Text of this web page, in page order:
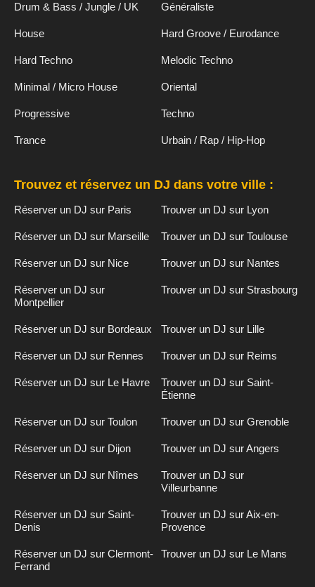
Drum & Bass / Jungle / UK Généraliste
House Hard Groove / Eurodance
Hard Techno Melodic Techno
Minimal / Micro House Oriental
Progressive Techno
Trance Urbain / Rap / Hip-Hop
Trouvez et réservez un DJ dans votre ville :
Réserver un DJ sur Paris Trouver un DJ sur Lyon
Réserver un DJ sur Marseille Trouver un DJ sur Toulouse
Réserver un DJ sur Nice Trouver un DJ sur Nantes
Réserver un DJ sur
Montpellier
Trouver un DJ sur Strasbourg
Réserver un DJ sur Bordeaux Trouver un DJ sur Lille
Réserver un DJ sur Rennes Trouver un DJ sur Reims
Réserver un DJ sur Le Havre
Trouver un DJ sur Saint-
Étienne
Réserver un DJ sur Toulon Trouver un DJ sur Grenoble
Réserver un DJ sur Dijon Trouver un DJ sur Angers
Réserver un DJ sur Nîmes
Trouver un DJ sur
Villeurbanne
Réserver un DJ sur Saint-
Denis
Trouver un DJ sur Aix-en-
Provence
Réserver un DJ sur Clermont-
Ferrand
Trouver un DJ sur Le Mans